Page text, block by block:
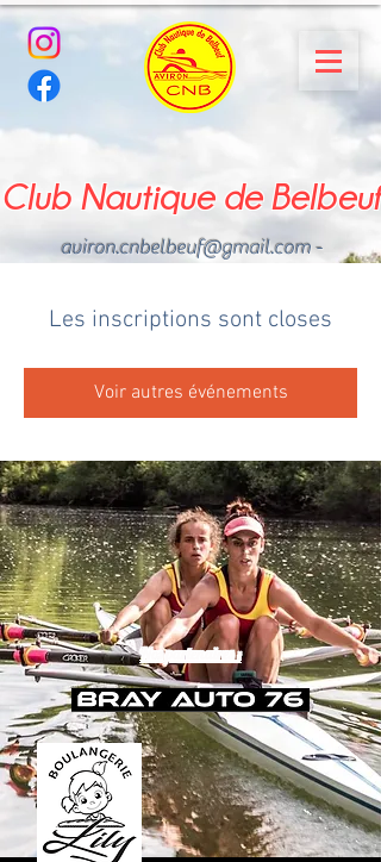
Club Nautique de Belbeuf
aviron.cnbelbeuf@gmail.com-
Les inscriptions sont closes
Voir autres événements
Nos partenaires :